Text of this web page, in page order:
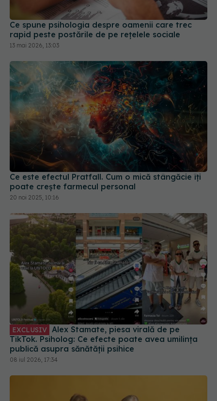
13 mai 2026, 13:03
Ce este efectul Pratfall. Cum o mică stângăcie îți
poate crește farmecul personal
20 noi 2025, 10:16
EXCLUSIV
Alex Stamate, piesa virală de pe
TikTok. Psiholog: Ce efecte poate avea umilința
publică asupra sănătății psihice
08 iul 2026, 17:34